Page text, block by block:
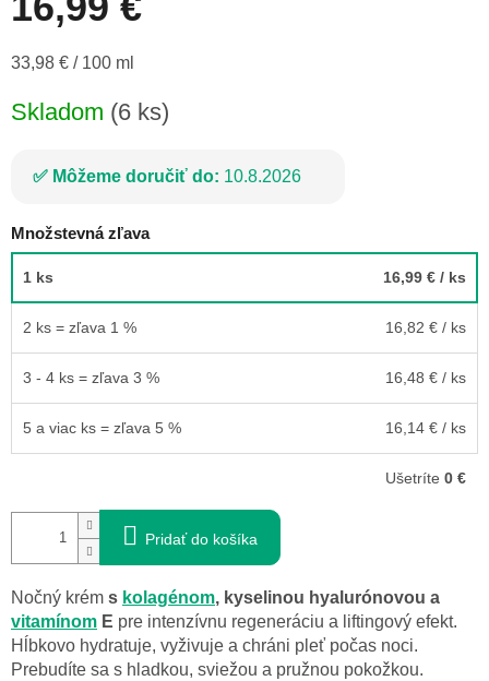
Jednotková
33,98 € / 100 ml
Skladom (6 ks)
Môžeme doručiť do: 10.8.2026
Množstevná zľava
1 ks 16,99 € / ks
2 ks = zľava 1 % 16,82 € / ks
3 - 4 ks = zľava 3 % 16,48 € / ks
5 a viac ks = zľava 5 % 16,14 € / ks
Ušetríte 0 €
Pridať do košíka
Nočný krém s kolagénom, kyselinou hyalurónovou a
vitamínom E pre intenzívnu regeneráciu a liftingový efekt.
Hĺbkovo hydratuje, vyživuje a chráni pleť počas noci.
Prebudíte sa s hladkou, sviežou a pružnou pokožkou.